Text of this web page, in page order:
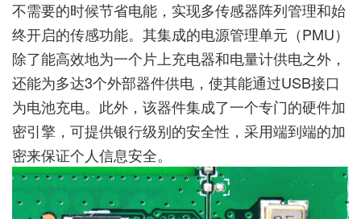
不需要的时候节省电能，实现多传感器阵列管理和始
终开启的传感功能。其集成的电源管理单元（PMU）
除了能高效地为一个片上充电器和电量计供电之外，
还能为多达3个外部器件供电，使其能通过USB接口
为电池充电。此外，该器件集成了一个专门的硬件加
密引擎，可提供银行级别的安全性，采用端到端的加
密来保证个人信息安全。